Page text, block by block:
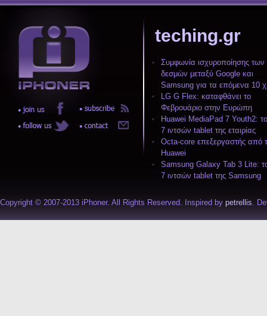
Copyright © 2007-2013 iPhoner. All Rights Reserved. Inspired by petrellis.
teching.gr
Συμφωνία ισχυροποίησης των
δεσμών μεταξύ Google και
Samsung για τα επόμενα 10
LG G Flex: καταφθάνει το
Φεβρουάριο στην Ευρώπη
Huawei MediaPad 7 Youth2:
7 ιντσών tablet της εταιρίας
Octa-core επεξεργαστής από
Huawei
Samsung Galaxy Tab 3 Lite:
7 ιντσών tablet της Samsung